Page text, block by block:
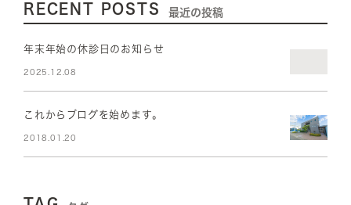
RECENT POSTS 最近の投稿
年末年始の休診日のお知らせ
2025.12.08
これからブログを始めます。
2018.01.20